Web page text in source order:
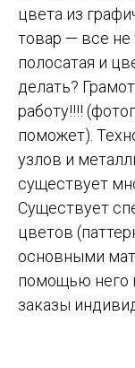
цвета из
товар — все не
полосатая и
делать?
работу!!!!
поможет).
узлов и
существует
Существует
цветов
основными
помощью него
заказы